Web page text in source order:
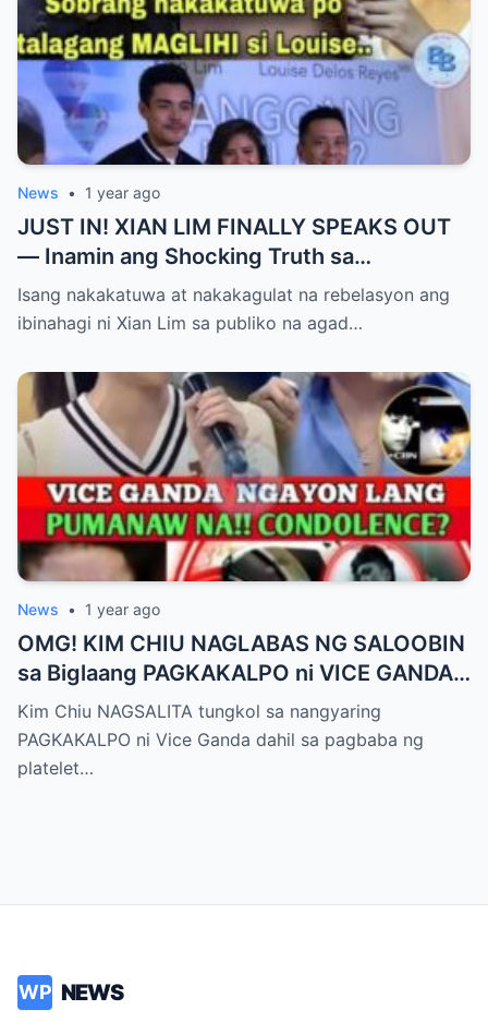
News • 1 year ago
JUST IN! XIAN LIM FINALLY SPEAKS OUT
— Inamin ang Shocking Truth sa
Pagbubuntis ni Louise Delos Reyes!
Matagal na Itinagong Lihim, Isiniwalat na sa
Rebelasyong Di Inaasahan!
Isang nakakatuwa at nakakagulat na rebelasyon ang
ibinahagi ni Xian Lim sa publiko na agad…
News • 1 year ago
OMG! KIM CHIU NAGLABAS NG SALOOBIN
sa Biglaang PAGKAKALPO ni VICE GANDA
sa “It’s Showtime” — Pagbaba ng Platelet
Count, NAGDULOT ng Matinding Alarma!
Fans Naluha sa Pag-aalala sa Kalagayan ni
Kim Chiu NAGSALITA tungkol sa nangyaring
PAGKAKALPO ni Vice Ganda dahil sa pagbaba ng
platelet…
WP NEWS